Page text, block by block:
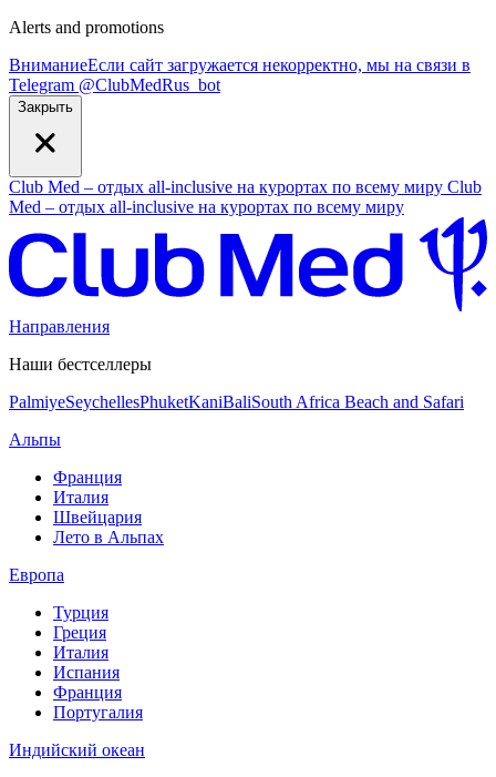
Alerts and promotions
ВниманиеЕсли сайт загружается некорректно, мы на связи в
Telegram @ClubMedRus_bot
Закрыть
Club Med – отдых all-inclusive на курортах по всему миру Club
Med – отдых all-inclusive на курортах по всему миру
Направления
Наши бестселлеры
PalmiyeSeychellesPhuketKaniBaliSouth Africa Beach and Safari
Альпы
Франция
Италия
Швейцария
Лето в Альпах
Европа
Турция
Греция
Италия
Испания
Франция
Португалия
Индийский океан